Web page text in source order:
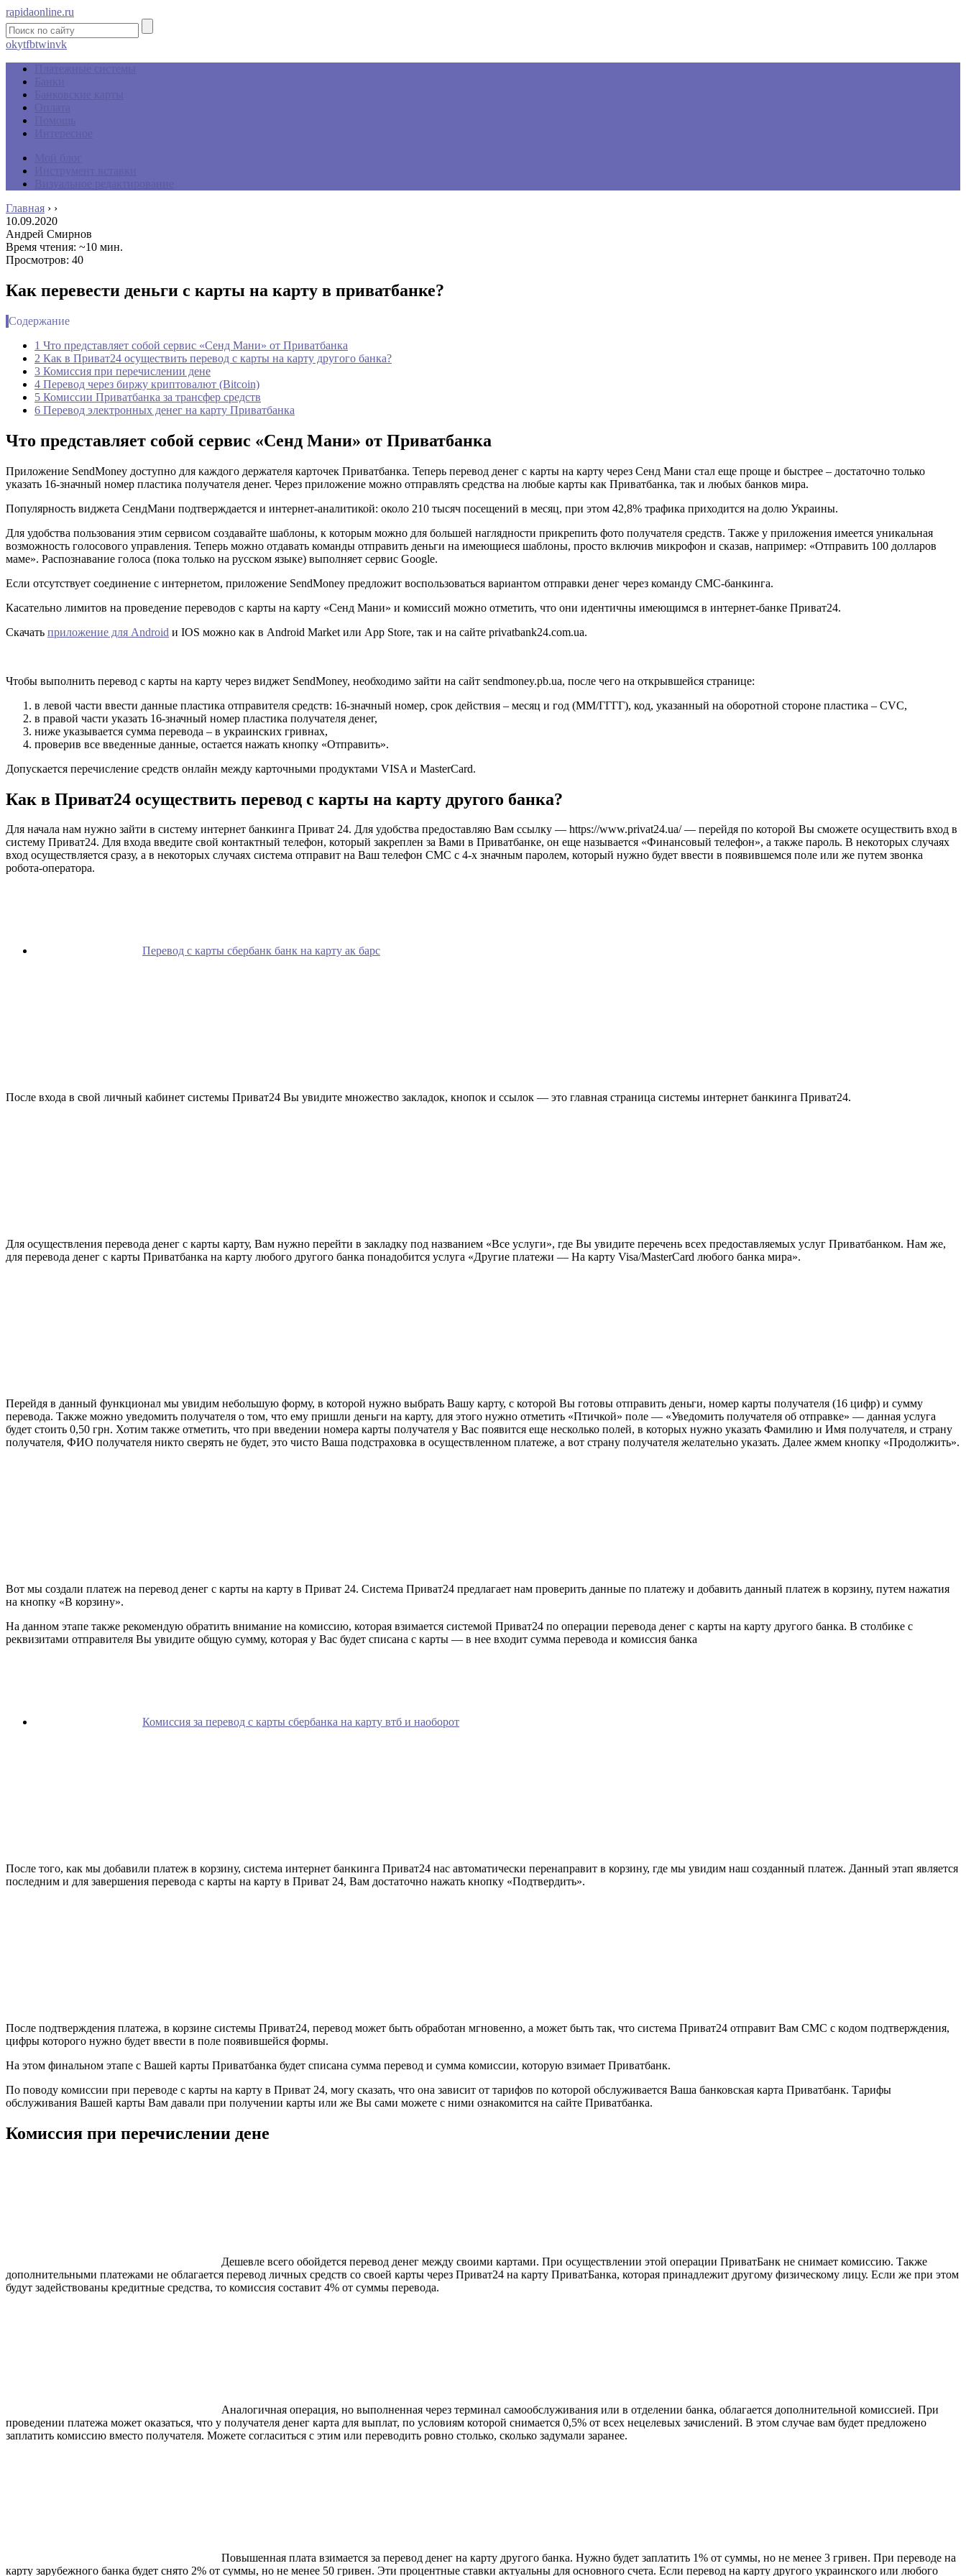
rapidaonline.ru
okytfbtwinvk
Главная › ›
10.09.2020
Андрей Смирнов
Время чтения: ~10 мин.
Просмотров: 40
Как перевести деньги с карты на карту в приватбанке?
Содержание
1 Что представляет собой сервис «Сенд Мани» от Приватбанка
2 Как в Приват24 осуществить перевод с карты на карту другого банка?
3 Комиссия при перечислении дене
4 Перевод через биржу криптовалют (Bitcoin)
5 Комиссии Приватбанка за трансфер средств
6 Перевод электронных денег на карту Приватбанка
Что представляет собой сервис «Сенд Мани» от Приватбанка
Приложение SendMoney доступно для каждого держателя карточек Приватбанка. Теперь перевод денег с карты на карту через Сенд Мани стал еще проще и быстрее – достаточно только
указать 16-значный номер пластика получателя денег. Через приложение можно отправлять средства на любые карты как Приватбанка, так и любых банков мира.
Популярность виджета СендМани подтверждается и интернет-аналитикой: около 210 тысяч посещений в месяц, при этом 42,8% трафика приходится на долю Украины.
Для удобства пользования этим сервисом создавайте шаблоны, к которым можно для большей наглядности прикрепить фото получателя средств. Также у приложения имеется уникальная
возможность голосового управления. Теперь можно отдавать команды отправить деньги на имеющиеся шаблоны, просто включив микрофон и сказав, например: «Отправить 100 долларов
маме». Распознавание голоса (пока только на русском языке) выполняет сервис Google.
Если отсутствует соединение с интернетом, приложение SendMoney предложит воспользоваться вариантом отправки денег через команду СМС-банкинга.
Касательно лимитов на проведение переводов с карты на карту «Сенд Мани» и комиссий можно отметить, что они идентичны имеющимся в интернет-банке Приват24.
Скачать приложение для Android и IOS можно как в Android Market или App Store, так и на сайте privatbank24.com.ua.
Чтобы выполнить перевод с карты на карту через виджет SendMoney, необходимо зайти на сайт sendmoney.pb.ua, после чего на открывшейся странице:
в левой части ввести данные пластика отправителя средств: 16-значный номер, срок действия – месяц и год (ММ/ГГГГ), код, указанный на оборотной стороне пластика – CVC,
в правой части указать 16-значный номер пластика получателя денег,
ниже указывается сумма перевода – в украинских гривнах,
проверив все введенные данные, остается нажать кнопку «Отправить».
Допускается перечисление средств онлайн между карточными продуктами VISA и MasterCard.
Как в Приват24 осуществить перевод с карты на карту другого банка?
Для начала нам нужно зайти в систему интернет банкинга Приват 24. Для удобства предоставляю Вам ссылку — https://www.privat24.ua/ — перейдя по которой Вы сможете осуществить вход в
систему Приват24. Для входа введите свой контактный телефон, который закреплен за Вами в Приватбанке, он еще называется «Финансовый телефон», а также пароль. В некоторых случаях
вход осуществляется сразу, а в некоторых случаях система отправит на Ваш телефон СМС с 4-х значным паролем, который нужно будет ввести в появившемся поле или же путем звонка
робота-оператора.
Перевод с карты сбербанк банк на карту ак барс
После входа в свой личный кабинет системы Приват24 Вы увидите множество закладок, кнопок и ссылок — это главная страница системы интернет банкинга Приват24.
Для осуществления перевода денег с карты карту, Вам нужно перейти в закладку под названием «Все услуги», где Вы увидите перечень всех предоставляемых услуг Приватбанком. Нам же,
для перевода денег с карты Приватбанка на карту любого другого банка понадобится услуга «Другие платежи — На карту Visa/MasterCard любого банка мира».
Перейдя в данный функционал мы увидим небольшую форму, в которой нужно выбрать Вашу карту, с которой Вы готовы отправить деньги, номер карты получателя (16 цифр) и сумму
перевода. Также можно уведомить получателя о том, что ему пришли деньги на карту, для этого нужно отметить «Птичкой» поле — «Уведомить получателя об отправке» — данная услуга
будет стоить 0,50 грн. Хотим также отметить, что при введении номера карты получателя у Вас появится еще несколько полей, в которых нужно указать Фамилию и Имя получателя, и страну
получателя, ФИО получателя никто сверять не будет, это чисто Ваша подстраховка в осуществленном платеже, а вот страну получателя желательно указать. Далее жмем кнопку «Продолжить».
Вот мы создали платеж на перевод денег с карты на карту в Приват 24. Система Приват24 предлагает нам проверить данные по платежу и добавить данный платеж в корзину, путем нажатия
на кнопку «В корзину».
На данном этапе также рекомендую обратить внимание на комиссию, которая взимается системой Приват24 по операции перевода денег с карты на карту другого банка. В столбике с
реквизитами отправителя Вы увидите общую сумму, которая у Вас будет списана с карты — в нее входит сумма перевода и комиссия банка
Комиссия за перевод с карты сбербанка на карту втб и наоборот
После того, как мы добавили платеж в корзину, система интернет банкинга Приват24 нас автоматически перенаправит в корзину, где мы увидим наш созданный платеж. Данный этап является
последним и для завершения перевода с карты на карту в Приват 24, Вам достаточно нажать кнопку «Подтвердить».
После подтверждения платежа, в корзине системы Приват24, перевод может быть обработан мгновенно, а может быть так, что система Приват24 отправит Вам СМС с кодом подтверждения,
цифры которого нужно будет ввести в поле появившейся формы.
На этом финальном этапе с Вашей карты Приватбанка будет списана сумма перевод и сумма комиссии, которую взимает Приватбанк.
По поводу комиссии при переводе с карты на карту в Приват 24, могу сказать, что она зависит от тарифов по которой обслуживается Ваша банковская карта Приватбанк. Тарифы
обслуживания Вашей карты Вам давали при получении карты или же Вы сами можете с ними ознакомится на сайте Приватбанка.
Комиссия при перечислении дене
Дешевле всего обойдется перевод денег между своими картами. При осуществлении этой операции ПриватБанк не снимает комиссию. Также
дополнительными платежами не облагается перевод личных средств со своей карты через Приват24 на карту ПриватБанка, которая принадлежит другому физическому лицу. Если же при этом
будут задействованы кредитные средства, то комиссия составит 4% от суммы перевода.
Аналогичная операция, но выполненная через терминал самообслуживания или в отделении банка, облагается дополнительной комиссией. При
проведении платежа может оказаться, что у получателя денег карта для выплат, по условиям которой снимается 0,5% от всех нецелевых зачислений. В этом случае вам будет предложено
заплатить комиссию вместо получателя. Можете согласиться с этим или переводить ровно столько, сколько задумали заранее.
Повышенная плата взимается за перевод денег на карту другого банка. Нужно будет заплатить 1% от суммы, но не менее 3 гривен. При переводе на
карту зарубежного банка будет снято 2% от суммы, но не менее 50 гривен. Эти процентные ставки актуальны для основного счета. Если перевод на карту другого украинского или любого